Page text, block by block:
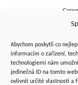
Abychom poskytli co
informacím o zařízení,
technologiemi nám
jedinečná ID na tomto
ovlivnit určité vlastnosti a